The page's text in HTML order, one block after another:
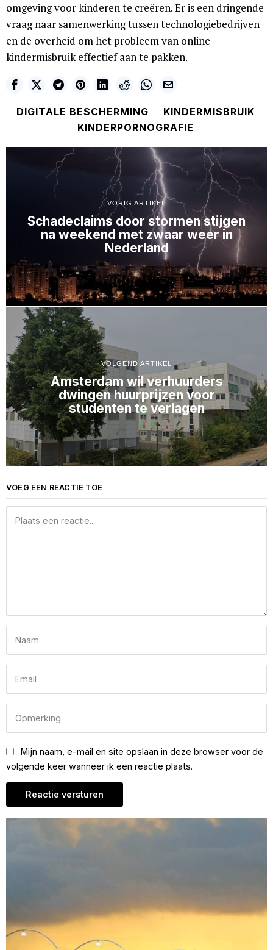
omgeving voor kinderen te creëren. Er is een dringende
vraag naar samenwerking tussen technologiebedrijven
en de overheid om het probleem van online
kindermisbruik effectief aan te pakken.
DIGITALE BESCHERMING
KINDERMISBRUIK
KINDERPORNOGRAFIE
VORIG ARTIKEL
Schadeclaims door stormen stijgen
na weekend met zwaar weer in
Nederland
VOLGEND ARTIKEL
Amsterdam wil verhuurders
dwingen huurprijzen voor
studenten te verlagen
VOEG EEN REACTIE TOE
Mijn naam, e-mail en site opslaan in deze browser voor de
volgende keer wanneer ik een reactie plaats.